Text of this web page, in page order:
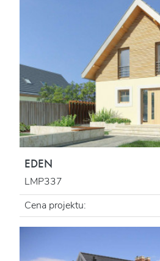
EDEN
LMP337
Cena projektu: